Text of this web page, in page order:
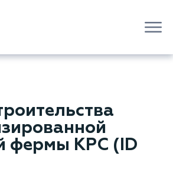
фермы КРС (ID